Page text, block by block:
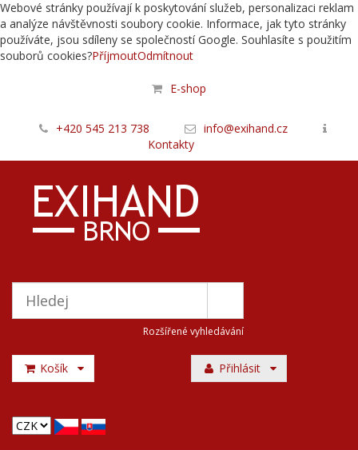
Webové stránky používají k poskytování služeb, personalizaci reklam
a analýze návštěvnosti soubory cookie. Informace, jak tyto stránky
používáte, jsou sdíleny se společností Google. Souhlasíte s použitím
souborů cookies?PříjmoutOdmítnout
E-shop
+420 545 213 738
info@exihand.cz
Kontakty
Rozšířené vyhledávání
Košík Přihlásit